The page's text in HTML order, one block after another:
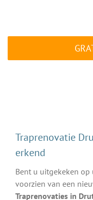
Traprenovatie
erkend
Bent u uitgekeken
voorzien van een
Traprenovaties in